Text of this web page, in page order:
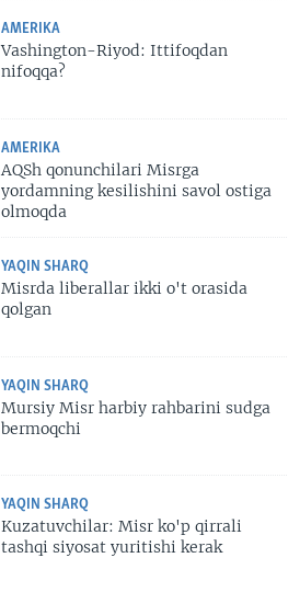
AMERIKA
Vashington-Riyod: Ittifoqdan
nifoqqa?
AMERIKA
AQSh qonunchilari Misrga
yordamning kesilishini savol ostiga
olmoqda
YAQIN SHARQ
Misrda liberallar ikki o't orasida
qolgan
YAQIN SHARQ
Mursiy Misr harbiy rahbarini sudga
bermoqchi
YAQIN SHARQ
Kuzatuvchilar: Misr ko'p qirrali
tashqi siyosat yuritishi kerak